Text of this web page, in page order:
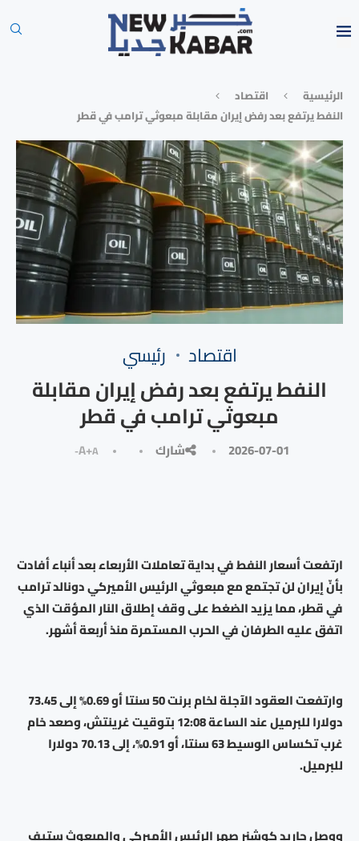
الرئيسية
⁠اقتصاد
النفط يرتفع بعد رفض إيران مقابلة مبعوثي ترامب في قطر
⁠اقتصاد رئيسي
النفط يرتفع بعد رفض إيران مقابلة
مبعوثي ترامب في قطر
2026-07-01 شارك A+A-
ارتفعت أسعار النفط في بداية تعاملات الأربعاء بعد أنباء أفادت
بأنّ إيران لن تجتمع مع مبعوثي الرئيس الأميركي دونالد ترامب
في قطر، مما يزيد الضغط على وقف إطلاق النار المؤقت الذي
اتفق عليه الطرفان في الحرب المستمرة منذ أربعة أشهر.
وارتفعت العقود الآجلة لخام برنت 50 سنتا أو 0.69% إلى 73.45
دولارا للبرميل عند الساعة 12:08 بتوقيت غرينتش، وصعد خام
غرب تكساس الوسيط 63 سنتا، أو 0.91%، إلى 70.13 دولارا
للبرميل.
ووصل جاريد كوشنر صهر الرئيس الأميركي والمبعوث ستيف